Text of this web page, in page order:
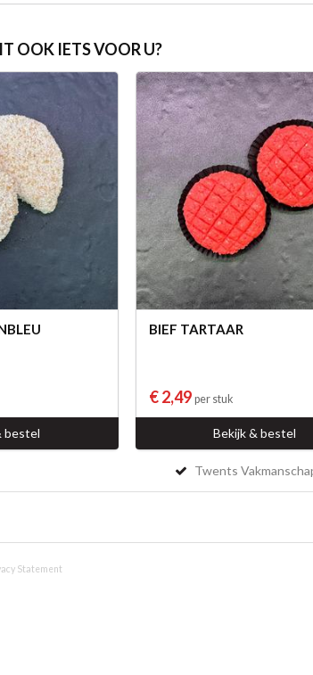
OOK IETS VOOR U?
bestel
BIEF TARTAAR
€ 2,49 per stuk
Bekijk & bestel
Twents
Statement